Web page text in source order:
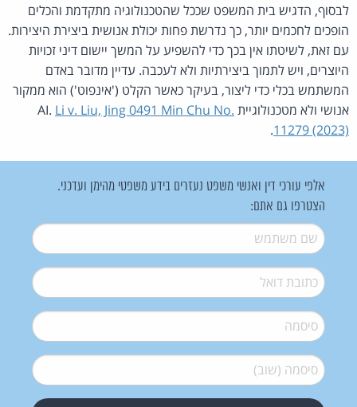
לבסוף, הדגיש בית המשפט שככל שהטכנולוגיה מתקדמת והכלים
הופכים לחכמים יותר, כך נדרשת פחות יכולת אנושית ביצירת היצירות.
עם זאת, לשיטתו אין בכך כדי להשפיע על המשך יישום דיני זכויות
היוצרים, ויש לתמוך ביצירתיות ולא לעכבה. עדיין מדובר באדם
המשתמש בכלי כדי ליצור, בעיקר כאשר הקלט ('אינפוט') הוא ממקור
אנושי ולא מטכנולוגיית AI. Li v. Liu, Jing 0491 Min Chu No.
11279 (2023)
.
אלפי עורכי דין ואנשי משפט נעזרים בידע משפטי מהימן ועדכני.
הצטרפו גם אתם:
שם משתמש*
דואל*
סיסמה*
סיסמה (שוב)*